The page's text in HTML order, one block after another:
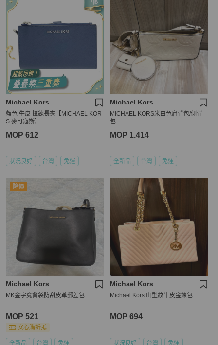
Michael Kors
藍色 牛皮 拉鍊長夾【MICHAEL KOR
S 麥可寇斯】
MOP 612
狀況良好 台灣 免運
Michael Kors
MICHAEL KORS米白色肩背包/側背
包
MOP 1,414
全新品 台灣 免運
降價
Michael Kors
MK金字寬背袋防刮皮革郵差包
MOP 521
安心購折抵
全新品 台灣 免運
Michael Kors
Michael Kors 山型紋牛皮金鍊包
MOP 694
狀況良好 台灣 免運